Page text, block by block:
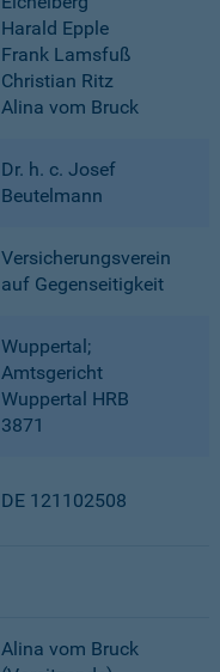
Harald Epple
Frank Lamsfuß
Christian Ritz
Alina vom Bruck
Dr. h. c. Josef
Beutelmann
Versicherungsverein
auf Gegenseitigkeit
Wuppertal;
Amtsgericht
Wuppertal HRB
3871
DE 121102508
Alina vom Bruck